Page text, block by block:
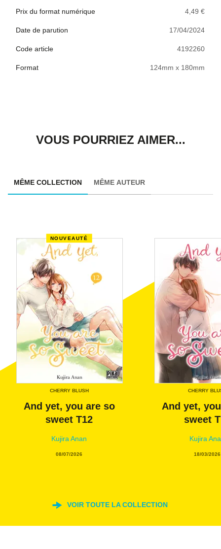
Prix du format numérique 4,49 €
Date de parution 17/04/2024
Code article 4192260
Format 124mm x 180mm
VOUS POURRIEZ AIMER...
MÊME COLLECTION MÊME AUTEUR
NOUVEAUTÉ
CHERRY BLUSH
And yet, you are so
sweet T12
Kujira Anan
08/07/2026
CHERRY
And yet,
sweet
Kujira
18/03/2026
VOIR TOUTE LA COLLECTION